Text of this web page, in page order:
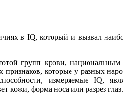
в IQ, который и вызвал
групп крови, национальным
которые у разных
измеряемые IQ,
кожи, форма носа или разрез глаз.